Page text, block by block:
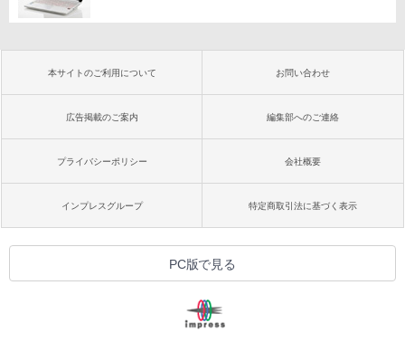
本サイトのご利用について お問い合わせ
広告掲載のご案内 編集部へのご連絡
プライバシーポリシー 会社概要
インプレスグループ 特定商取引法に基づく表示
PC版で見る